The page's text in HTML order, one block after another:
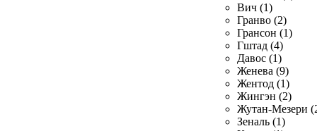
Вич (1)
Гранво (2)
Грансон (1)
Гштад (4)
Давос (1)
Женева (9)
Жентод (1)
Жингэн (2)
Жутан-Мезери
Зеналь (1)